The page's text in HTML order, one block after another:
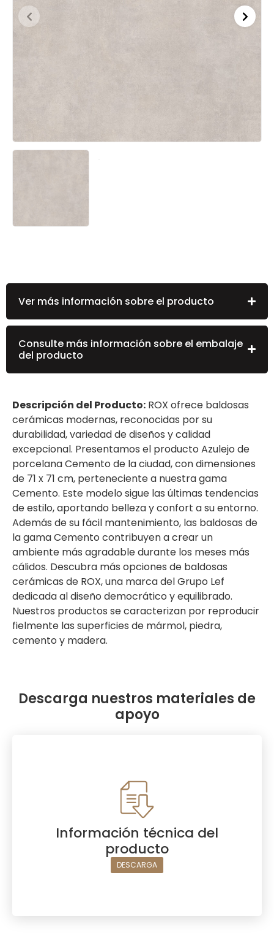
Ver más información sobre el producto
Consulte más información sobre el embalaje
del producto
Descripción del Producto: ROX ofrece baldosas
cerámicas modernas, reconocidas por su
durabilidad, variedad de diseños y calidad
excepcional. Presentamos el producto Azulejo de
porcelana Cemento de la ciudad, con dimensiones
de 71 x 71 cm, perteneciente a nuestra gama
Cemento. Este modelo sigue las últimas tendencias
de estilo, aportando belleza y confort a su entorno.
Además de su fácil mantenimiento, las baldosas de
la gama Cemento contribuyen a crear un
ambiente más agradable durante los meses más
cálidos. Descubra más opciones de baldosas
cerámicas de ROX, una marca del Grupo Lef
dedicada al diseño democrático y equilibrado.
Nuestros productos se caracterizan por reproducir
fielmente las superficies de mármol, piedra,
cemento y madera.
Descarga nuestros materiales de
apoyo
Información técnica del
producto
DESCARGA